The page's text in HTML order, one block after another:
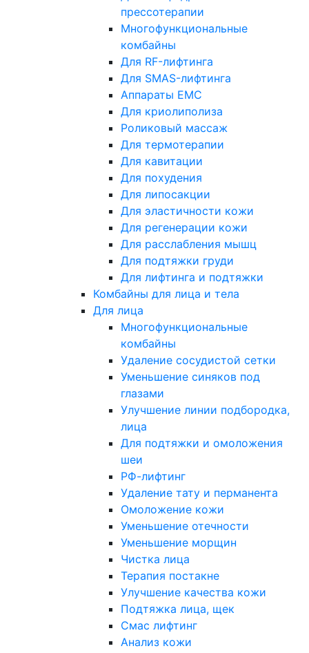
прессотерапии
Многофункциональные
комбайны
Для RF-лифтинга
Для SMAS-лифтинга
Аппараты EMC
Для криолиполиза
Роликовый массаж
Для термотерапии
Для кавитации
Для похудения
Для липосакции
Для эластичности кожи
Для регенерации кожи
Для расслабления мышц
Для подтяжки груди
Для лифтинга и подтяжки
Комбайны для лица и тела
Для лица
Многофункциональные
комбайны
Удаление сосудистой сетки
Уменьшение синяков под
глазами
Улучшение линии подбородка,
лица
Для подтяжки и омоложения
шеи
РФ-лифтинг
Удаление тату и перманента
Омоложение кожи
Уменьшение отечности
Уменьшение морщин
Чистка лица
Терапия постакне
Улучшение качества кожи
Подтяжка лица, щек
Смас лифтинг
Анализ кожи